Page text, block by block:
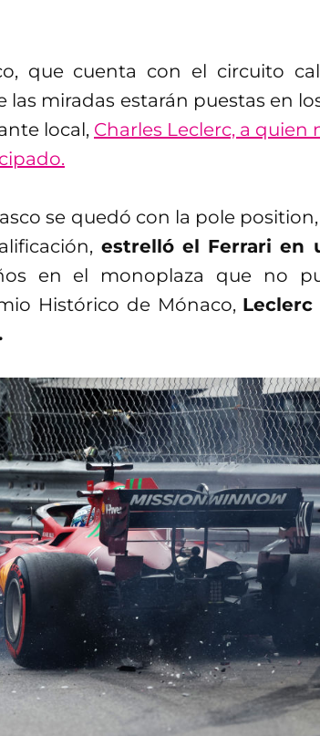
que cuenta con el circuito
las miradas estarán puestas en
local, Charles Leclerc, a quien
o.
se quedó con la pole
estrelló el Ferrari en
en el monoplaza que no
Histórico de Mónaco,